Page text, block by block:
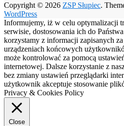
Copyright © 2026 ZSP Słupiec.
WordPress
Informujemy, iż w celu optymalizacji
serwisie, dostosowania ich do
korzystamy z informacji zapisanych
urządzeniach końcowych
może kontrolować za pomocą
internetowej. Dalsze korzystanie z
bez zmiany ustawień przeglądarki
użytkownik akceptuje stosowanie
Privacy & Cookies Policy
Close